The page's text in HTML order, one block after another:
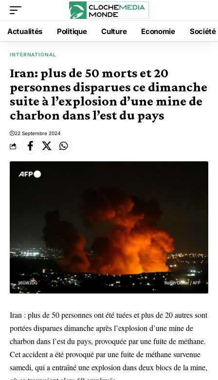
Actualités Politique Culture Economie Société
INTERNATIONAL
Iran: plus de 50 morts et 20
personnes disparues ce dimanche
suite à l’explosion d’une mine de
charbon dans l’est du pays
22 Septembre 2024
Iran : plus de 50 personnes ont été tuées et plus de 20 autres sont
portées disparues dimanche après l’explosion d’une mine de
charbon dans l’est du pays, provoquée par une fuite de méthane.
Cet accident a été provoqué par une fuite de méthane survenue
samedi, qui a entraîné une explosion dans deux blocs de la mine,